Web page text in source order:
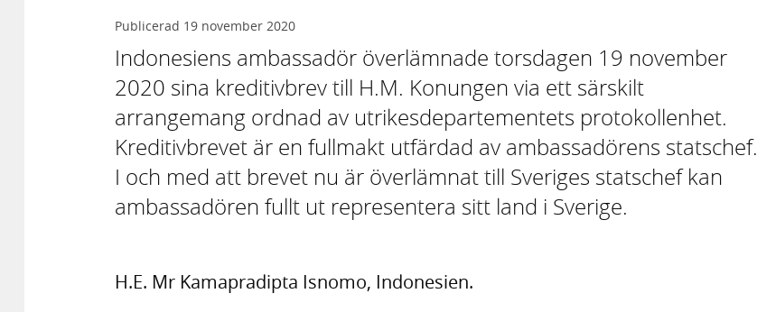
Publicerad 19 november 2020
Indonesiens ambassadör överlämnade torsdagen 19 november
2020 sina kreditivbrev till H.M. Konungen via ett särskilt
arrangemang ordnad av utrikesdepartementets protokollenhet.
Kreditivbrevet är en fullmakt utfärdad av ambassadörens statschef.
I och med att brevet nu är överlämnat till Sveriges statschef kan
ambassadören fullt ut representera sitt land i Sverige.
H.E. Mr Kamapradipta Isnomo, Indonesien.